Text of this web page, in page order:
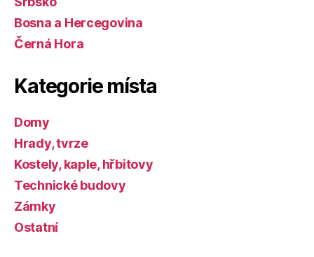
Bosna a Hercegovina
Černá Hora
Kategorie místa
Domy
Hrady, tvrze
Kostely, kaple, hřbitovy
Technické budovy
Zámky
Ostatní